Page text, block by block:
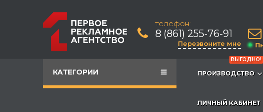
телефон:
8 (861) 255-76-91
Перезвоните мне
КАТЕГОРИИ
ВЫГОДНО!
ПРОИЗВОДСТВО
ЛИЧНЫЙ КАБИНЕТ